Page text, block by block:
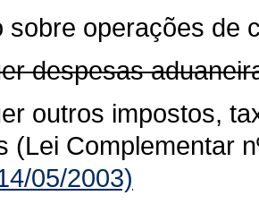
sobre operações de
despesas
outros impostos,
(Lei Complementar
05/2003)